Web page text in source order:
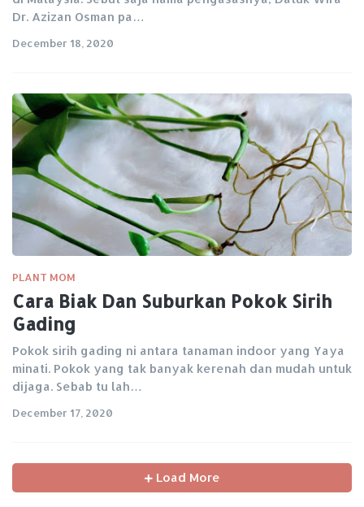
Dr. Azizan Osman pa…
December 18, 2020
PLANT MOM
Cara Biak Dan Suburkan Pokok Sirih
Gading
Pokok sirih gading ni antara tanaman indoor yang Yaya
minati. Pokok yang tak banyak kerenah dan mudah untuk
dijaga. Sebab tu lah…
December 17, 2020
Load More